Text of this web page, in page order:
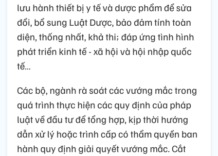
lưu hành thiết bị y tế và dược phẩm để sửa
đổi, bổ sung Luật Dược, bảo đảm tính toàn
diện, thống nhất, khả thi; đáp ứng tình hình
phát triển kinh tế - xã hội và hội nhập quốc
tế…
Các bộ, ngành rà soát các vướng mắc trong
quá trình thực hiện các quy định của pháp
luật về đầu tư để tổng hợp, kịp thời hướng
dẫn xử lý hoặc trình cấp có thẩm quyền ban
hành quy định giải quyết vướng mắc. Cắt